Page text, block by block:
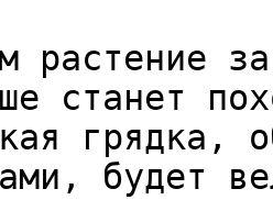
растение
станет
грядка,
будет